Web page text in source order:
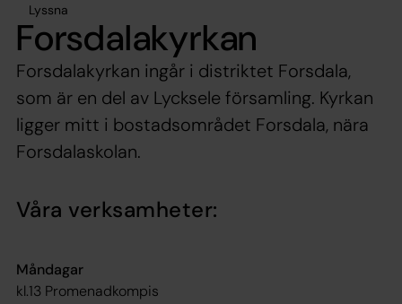
Lyssna
Forsdalakyrkan
Forsdalakyrkan ingår i distriktet Forsdala,
som är en del av Lycksele församling. Kyrkan
ligger mitt i bostadsområdet Forsdala, nära
Forsdalaskolan.
Våra verksamheter:
Måndagar
kl.13 Promenadkompis